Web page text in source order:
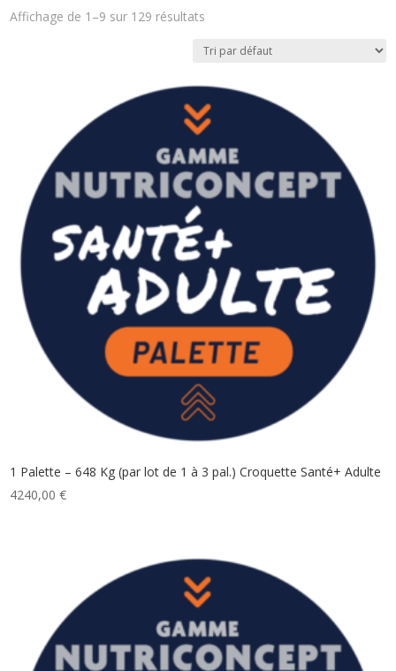
Affichage de 1–9 sur 129 résultats
1 Palette – 648 Kg (par lot de 1 à 3 pal.) Croquette Santé+ Adulte
4240,00€